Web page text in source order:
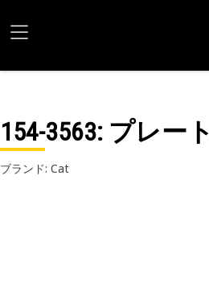
154-3563: プレート
ブランド: Cat